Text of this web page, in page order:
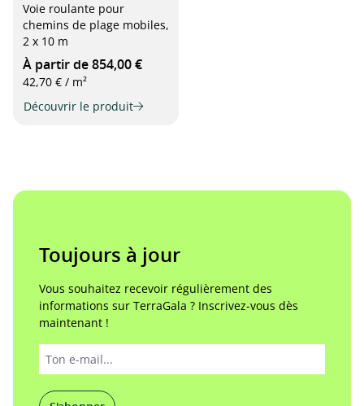
Voie roulante pour
chemins de plage mobiles,
2 x 10 m
À partir de 854,00 €
42,70 € / m²
Découvrir le produit
Toujours à jour
Vous souhaitez recevoir régulièrement des
informations sur TerraGala ? Inscrivez-vous dès
maintenant !